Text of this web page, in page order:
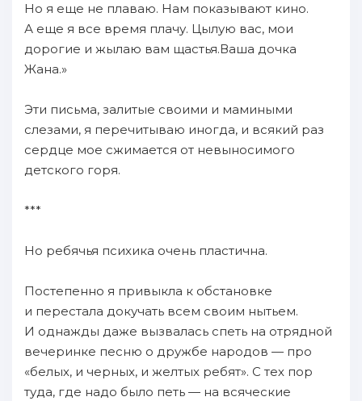
Но я еще не плаваю. Нам показывают кино.
А еще я все время плачу. Цылую вас, мои
дорогие и жылаю вам щастья.Ваша дочка
Жана.»
Эти письма, залитые своими и мамиными
слезами, я перечитываю иногда, и всякий раз
сердце мое сжимается от невыносимого
детского горя.
***
Но ребячья психика очень пластична.
Постепенно я привыкла к обстановке
и перестала докучать всем своим нытьем.
И однажды даже вызвалась спеть на отрядной
вечеринке песню о дружбе народов — про
«белых, и черных, и желтых ребят». С тех пор
туда, где надо было петь — на всяческие